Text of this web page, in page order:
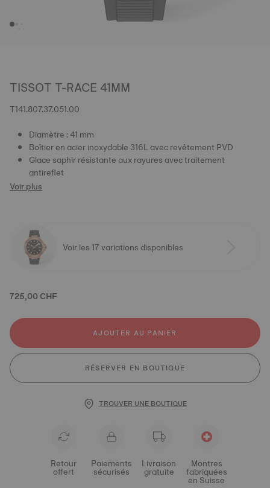
TISSOT T-RACE 41MM
T141.807.37.051.00
Diamètre : 41 mm
Boîtier en acier inoxydable 316L avec revêtement PVD
Glace saphir résistante aux rayures avec traitement
antireflet
Voir plus
Voir les 17 variations disponibles
725,00 CHF
AJOUTER AU PANIER
RÉSERVER EN BOUTIQUE
TROUVER UNE BOUTIQUE
Retour
offert
Paiements
sécurisés
Livraison
gratuite
Montres
fabriquées
en Suisse